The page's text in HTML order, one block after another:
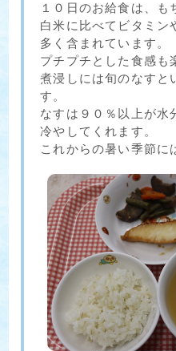
１０日のお給食は、も
白米に比べてビタミン
多く含まれています。
プチプチとした食感も
煮浸しには旬のなすと
す。
なすは９０％以上が水
冷やしてくれます。
これからの暑い季節に